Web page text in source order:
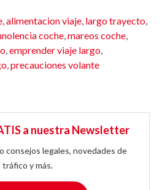
,alimentacion viaje, largo trayecto,
coche,mareos coche,
,emprender viaje largo,
,precauciones volante
a nuestra Newsletter
consejos legales, novedades de
tráfico y más.